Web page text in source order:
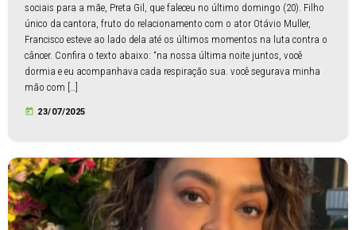
sociais para a mãe, Preta Gil, que faleceu no último domingo (20). Filho
único da cantora, fruto do relacionamento com o ator Otávio Muller,
Francisco esteve ao lado dela até os últimos momentos na luta contra o
câncer. Confira o texto abaixo: “na nossa última noite juntos, você
dormia e eu acompanhava cada respiração sua. você segurava minha
mão com […]
today 23/07/2025